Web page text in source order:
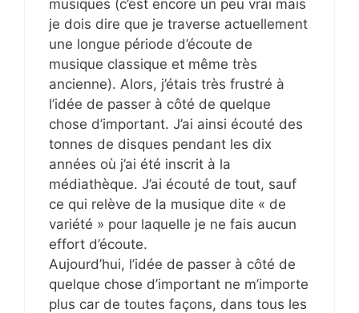
musiques (c’est encore un peu vrai mais
je dois dire que je traverse actuellement
une longue période d’écoute de
musique classique et même très
ancienne). Alors, j’étais très frustré à
l’idée de passer à côté de quelque
chose d’important. J’ai ainsi écouté des
tonnes de disques pendant les dix
années où j’ai été inscrit à la
médiathèque. J’ai écouté de tout, sauf
ce qui relève de la musique dite « de
variété » pour laquelle je ne fais aucun
effort d’écoute.
Aujourd’hui, l’idée de passer à côté de
quelque chose d’important ne m’importe
plus car de toutes façons, dans tous les